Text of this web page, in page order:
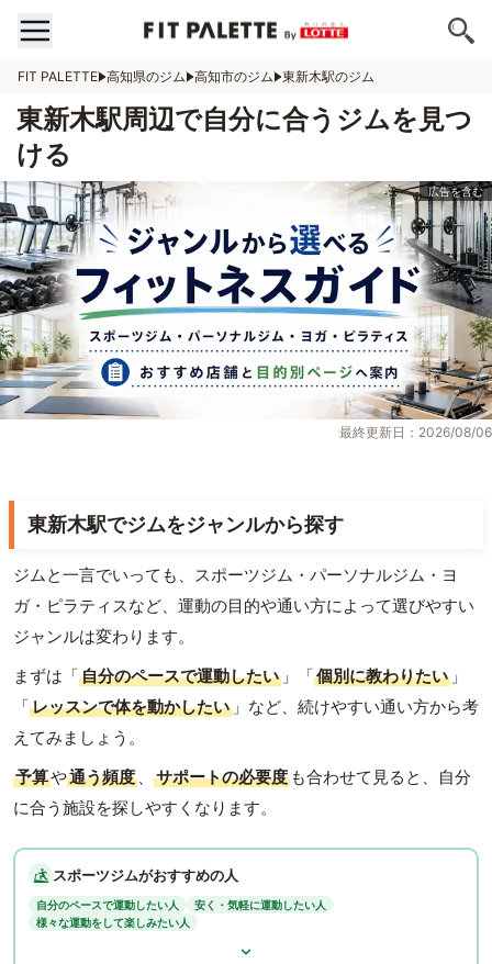
FIT PALETTE 高知県のジム 高知市のジム 東新木駅のジム
東新木駅周辺で自分に合うジムを見つ
ける
最終更新日：2026/08/06
東新木駅でジムをジャンルから探す
ジムと一言でいっても、スポーツジム・パーソナルジム・ヨ
ガ・ピラティスなど、運動の目的や通い方によって選びやすい
ジャンルは変わります。
まずは「自分のペースで運動したい 」「個別に教わりたい 」
「レッスンで体を動かしたい 」など、続けやすい通い方から考
えてみましょう。
予算や通う頻度 、 サポートの必要度 も合わせて見ると、自分
に合う施設を探しやすくなります。
スポーツジムがおすすめの人
自分のペースで運動したい人
安く・気軽に運動したい人
様々な運動をして楽しみたい人